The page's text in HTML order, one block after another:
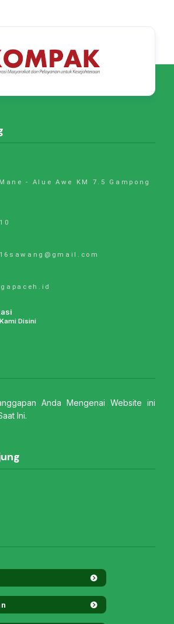
- Alue Awe KM 7.5 Gampong
Disini
Anda Mengenai Website ini
Ini.